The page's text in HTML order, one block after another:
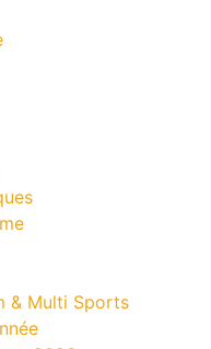
& Multi Sports